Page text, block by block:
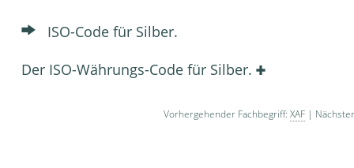
ISO-Code für Silber.
Der ISO-Währungs-Code für Silber.
Vorhergehender Fachbegriff: XAF |